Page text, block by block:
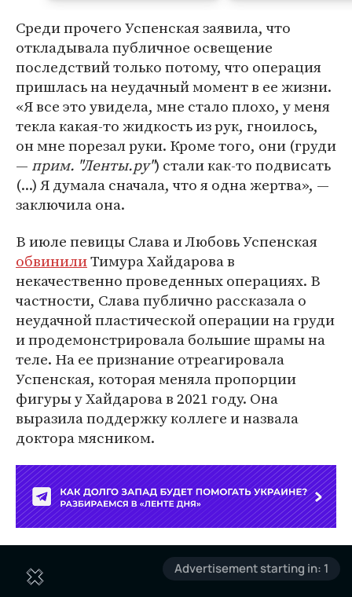
Среди прочего Успенская заявила, что
откладывала публичное освещение
последствий только потому, что операция
пришлась на неудачный момент в ее жизни.
«Я все это увидела, мне стало плохо, у меня
текла какая-то жидкость из рук, гноилось,
он мне порезал руки. Кроме того, они (груди
— прим. "Ленты.ру") стали как-то подвисать
(...) Я думала сначала, что я одна жертва», —
заключила она.
В июле певицы Слава и Любовь Успенская
обвинилиТимура Хайдарова в
некачественно проведенных операциях. В
частности, Слава публично рассказала о
неудачной пластической операции на груди
и продемонстрировала большие шрамы на
теле. На ее признание отреагировала
Успенская, которая меняла пропорции
фигуры у Хайдарова в 2021 году. Она
выразила поддержку коллеге и назвала
доктора мясником.